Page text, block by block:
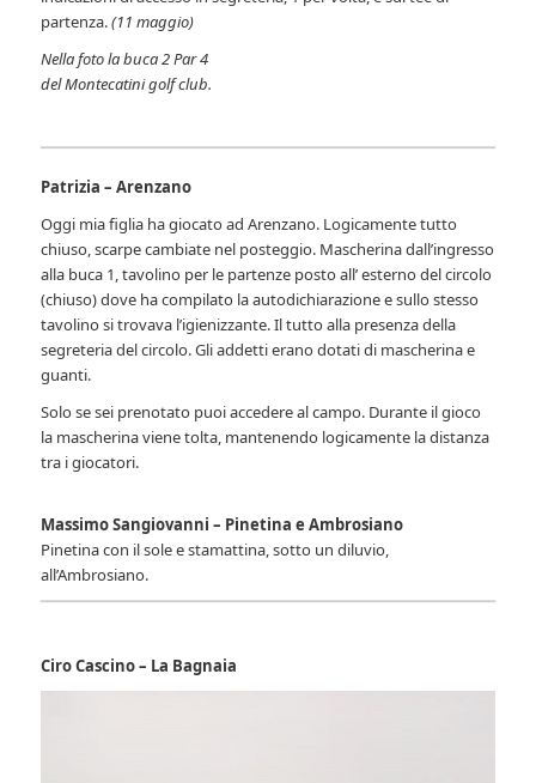
partenza.(11 maggio)
Nella foto la buca 2 Par 4
del Montecatini golf club.
Patrizia – Arenzano
Oggi mia figlia ha giocato ad Arenzano. Logicamente tutto
chiuso, scarpe cambiate nel posteggio. Mascherina dall’ingresso
alla buca 1, tavolino per le partenze posto all’ esterno del circolo
(chiuso) dove ha compilato la autodichiarazione e sullo stesso
tavolino si trovava l’igienizzante. Il tutto alla presenza della
segreteria del circolo. Gli addetti erano dotati di mascherina e
guanti.
Solo se sei prenotato puoi accedere al campo. Durante il gioco
la mascherina viene tolta, mantenendo logicamente la distanza
tra i giocatori.
Massimo Sangiovanni – Pinetina e Ambrosiano
Pinetina con il sole e stamattina, sotto un diluvio,
all’Ambrosiano.
Ciro Cascino – La Bagnaia